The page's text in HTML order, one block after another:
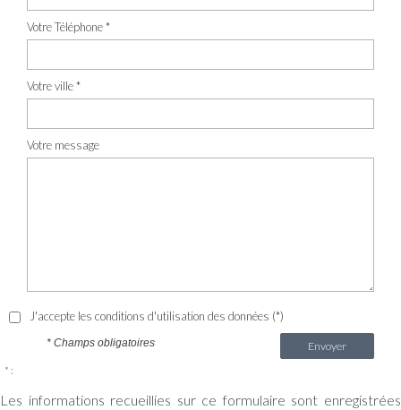
Votre Téléphone *
Votre ville *
Votre message
J'accepte les conditions d'utilisation des données (*)
Envoyer
* Champs obligatoires
* :
Les informations recueillies sur ce formulaire sont enregistrées